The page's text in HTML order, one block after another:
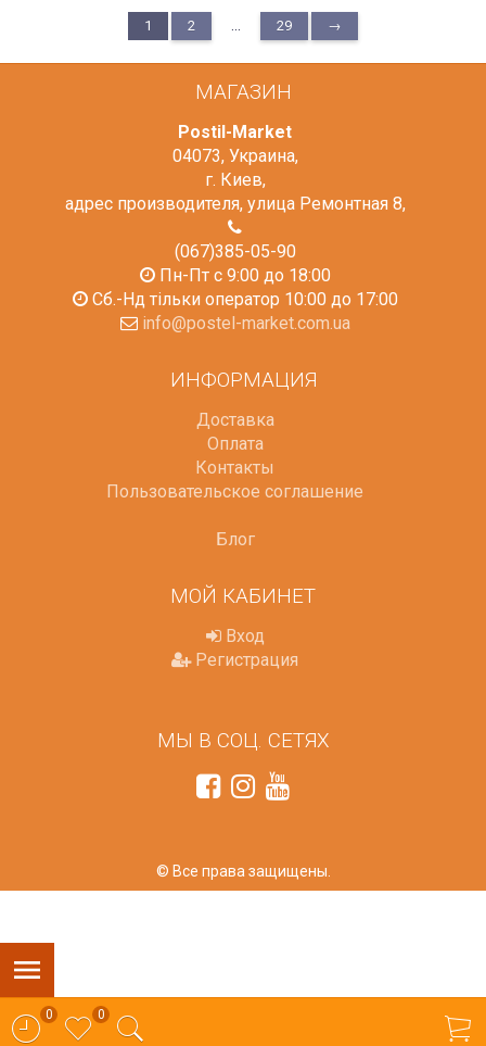
1 2 ... 29 →
МАГАЗИН
Postil-Market
04073, Украина,
г. Киев,
адрес производителя, улица Ремонтная 8,
(067)385-05-90
Пн-Пт с 9:00 до 18:00
Сб.-Нд тільки оператор 10:00 до 17:00
info@postel-market.com.ua
ИНФОРМАЦИЯ
Доставка
Оплата
Контакты
Пользовательское соглашение
Блог
МОЙ КАБИНЕТ
Вход
Регистрация
МЫ В СОЦ. СЕТЯХ
© Все права защищены.
0 0